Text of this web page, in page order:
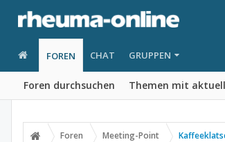
FOREN
Foren durchsuchen Themen mit
CHAT GRUPPEN
Foren Meeting-Point